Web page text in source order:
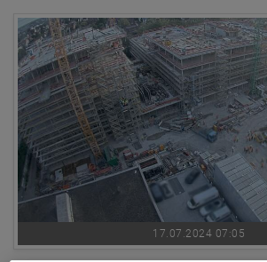
17.07.2024 07:05